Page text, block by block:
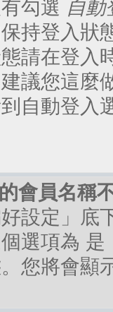
勾選 自動
持登入狀
請在登入
議您這麼
自動登入
會員名稱
設定」底
選項為 是
您將會顯